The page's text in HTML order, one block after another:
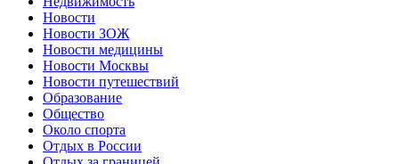
Новости
Новости ЗОЖ
Новости медицины
Новости Москвы
Новости путешествий
Образование
Общество
Около спорта
Отдых в России